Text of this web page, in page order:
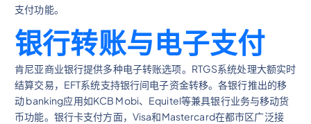
支付功能。
银行转账与电子支付
肯尼亚商业银行提供多种电子转账选项。RTGS系统处理大额实时
结算交易，EFT系统支持银行间电子资金转移。各银行推出的移
动 banking应用如KCB Mobi、Equitel等兼具银行业务与移动货
币功能。银行卡支付方面，Visa和Mastercard在都市区广泛接